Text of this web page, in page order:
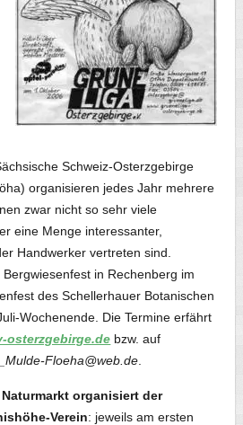
Schweiz-Osterzgebirge
organisieren jedes Jahr mehrere
zwar nicht so sehr viele
eine Menge interessanter,
Handwerker vertreten sind.
in Rechenberg im
des Schellerhauer Botanischen
Wochenende. Die Termine erfährt
osterzgebirge.de bzw. auf
Floeha@web.de
organisiert der
Verein: jeweils am ersten